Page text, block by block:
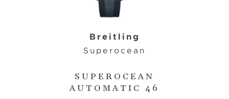
SUPEROCEAN
AUTOMATIC 46
Breitling
Superocean